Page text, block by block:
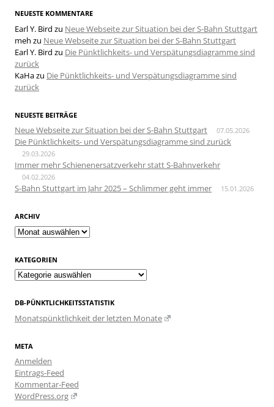
NEUESTE KOMMENTARE
Earl Y. Bird zu Neue Webseite zur Situation bei der S-Bahn Stuttgart
meh zu Neue Webseite zur Situation bei der S-Bahn Stuttgart
Earl Y. Bird zu Die Pünktlichkeits- und Verspätungsdiagramme sind
zurück
KaHazu Die Pünktlichkeits- und Verspätungsdiagramme sind
zurück
NEUESTE BEITRÄGE
Neue Webseite zur Situation bei der S-Bahn Stuttgart 07.05.2026
Die Pünktlichkeits- und Verspätungsdiagramme sind zurück
29.03.2026
Immer mehr Schienenersatzverkehr statt S-Bahnverkehr
04.02.2026
S-Bahn Stuttgart im Jahr 2025 – Schlimmer geht immer 15.01.2026
ARCHIV
Archiv
KATEGORIEN
Kategorien
DB-PÜNKTLICHKEITSSTATISTIK
Monatspünktlichkeit der letzten Monate
META
Anmelden
Eintrags-Feed
Kommentar-Feed
WordPress.org